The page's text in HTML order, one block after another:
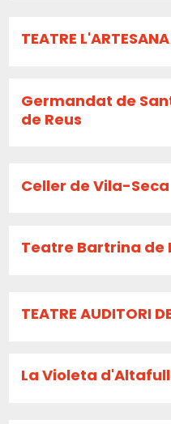
TEATRE
Germandat de
de Reus
Celler de Vila-Seca
Teatre Bartrina de
TEATRE AUDITORI
La Violeta